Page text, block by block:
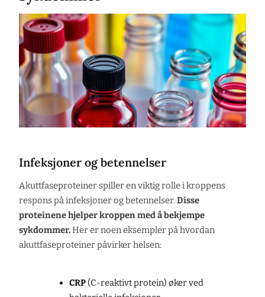
Infeksjoner og betennelser
Akuttfaseproteiner spiller en viktig rolle i kroppens
respons på infeksjoner og betennelser.Disse
proteinene hjelper kroppen med å bekjempe
sykdommer.Her er noen eksempler på hvordan
akuttfaseproteiner påvirker helsen:
CRP(C-reaktivt protein) øker ved